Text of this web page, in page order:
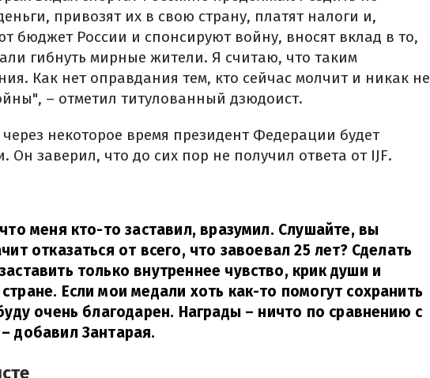
привозят их в свою страну, платят налоги и,
бюджет России и спонсируют войну, вносят вклад в то,
гибнуть мирные жители. Я считаю, что таким
Как нет оправдания тем, кто сейчас молчит и никак не
– отметил титулованный дзюдоист.
некоторое время президент Федерации будет
Он заверил, что до сих пор не получил ответа от IJF.
меня кто-то заставил, вразумил. Слушайте, вы
отказаться от всего, что завоевал 25 лет? Сделать
только внутреннее чувство, крик души и
Если мои медали хоть как-то помогут сохранить
очень благодарен. Награды – ничто по сравнению с
– добавил Зантарая.